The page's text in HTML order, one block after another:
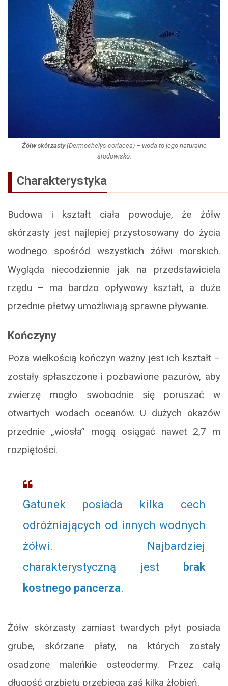
Żółw skórzasty(Dermochelys coriacea) – woda to jego naturalne
środowisko.
Charakterystyka
Budowa i kształt ciała powoduje, że żółw
skórzasty jest najlepiej przystosowany do życia
wodnego spośród wszystkich żółwi morskich.
Wygląda niecodziennie jak na przedstawiciela
rzędu – ma bardzo opływowy kształt, a duże
przednie płetwy umożliwiają sprawne pływanie.
Kończyny
Poza wielkością kończyn ważny jest ich kształt –
zostały spłaszczone i pozbawione pazurów, aby
zwierzę mogło swobodnie się poruszać w
otwartych wodach oceanów. U dużych okazów
przednie „wiosła” mogą osiągać nawet 2,7 m
rozpiętości.
Gatunek posiada kilka cech
odróżniających od innych wodnych
żółwi. Najbardziej
charakterystyczną jest
brak
kostnego pancerza.
Żółw skórzasty zamiast twardych płyt posiada
grube, skórzane płaty, na których zostały
osadzone maleńkie osteodermy. Przez całą
długość grzbietu przebiega zaś kilka żłobień.